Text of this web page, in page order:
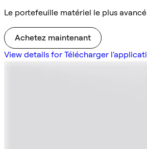
Le portefeuille matériel le plus
Achetez maintenant
View details for Télécharger